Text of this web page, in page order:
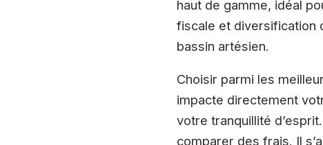
haut de gamme, idéal
fiscale et diversification
bassin artésien.
Choisir parmi les
impacte directement
votre tranquillité
comparer des frais. Il